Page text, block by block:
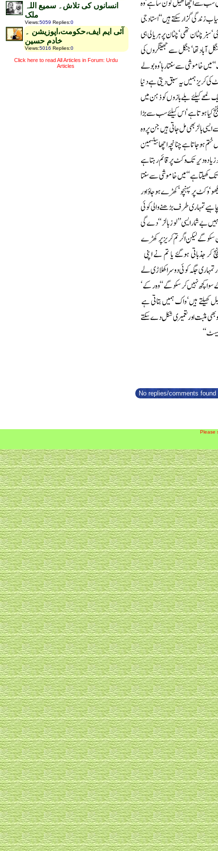
انسانوں کی تلاش۔ سمیع اللہ
ملک
Views:5059 Replies:0
آئی ایم ایف،حکومت،اپوزیشن ۔
خادم حسین
Views:5016 Replies:0
Click here to read All Articles in Forum: Urdu
Articles
No replies/comments
Please